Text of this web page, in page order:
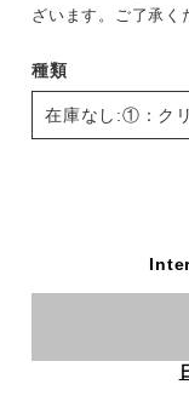
ざいます。ご了承く
種類